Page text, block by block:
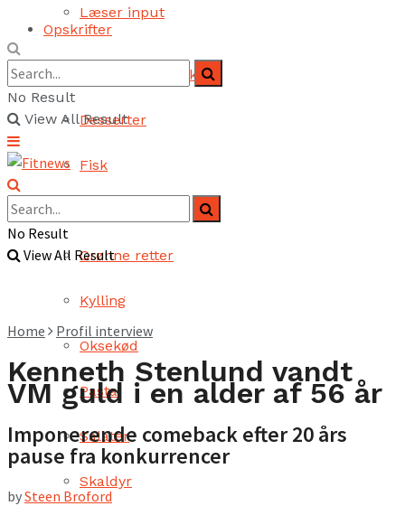
Opskrifter
Brød og bagværk
Desserter
Fisk
Grønne retter
Kylling
Oksekød
Pasta
Salater
Skaldyr
Læser input
No Result
View All Result
No Result
View All Result
Home Profil interview
Kenneth Stenlund vandt
VM guld i en alder af 56 år
Imponerende comeback efter 20 års
pause fra konkurrencer
bySteen Broford